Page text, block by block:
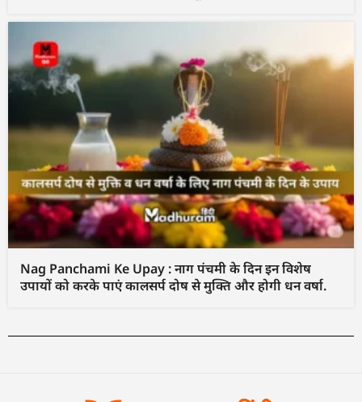
Nag Panchami Ke Upay : नाग पंचमी के दिन इन विशेष
उपायों को करके पाएं कालसर्प दोष से मुक्ति और होगी धन वर्षा.